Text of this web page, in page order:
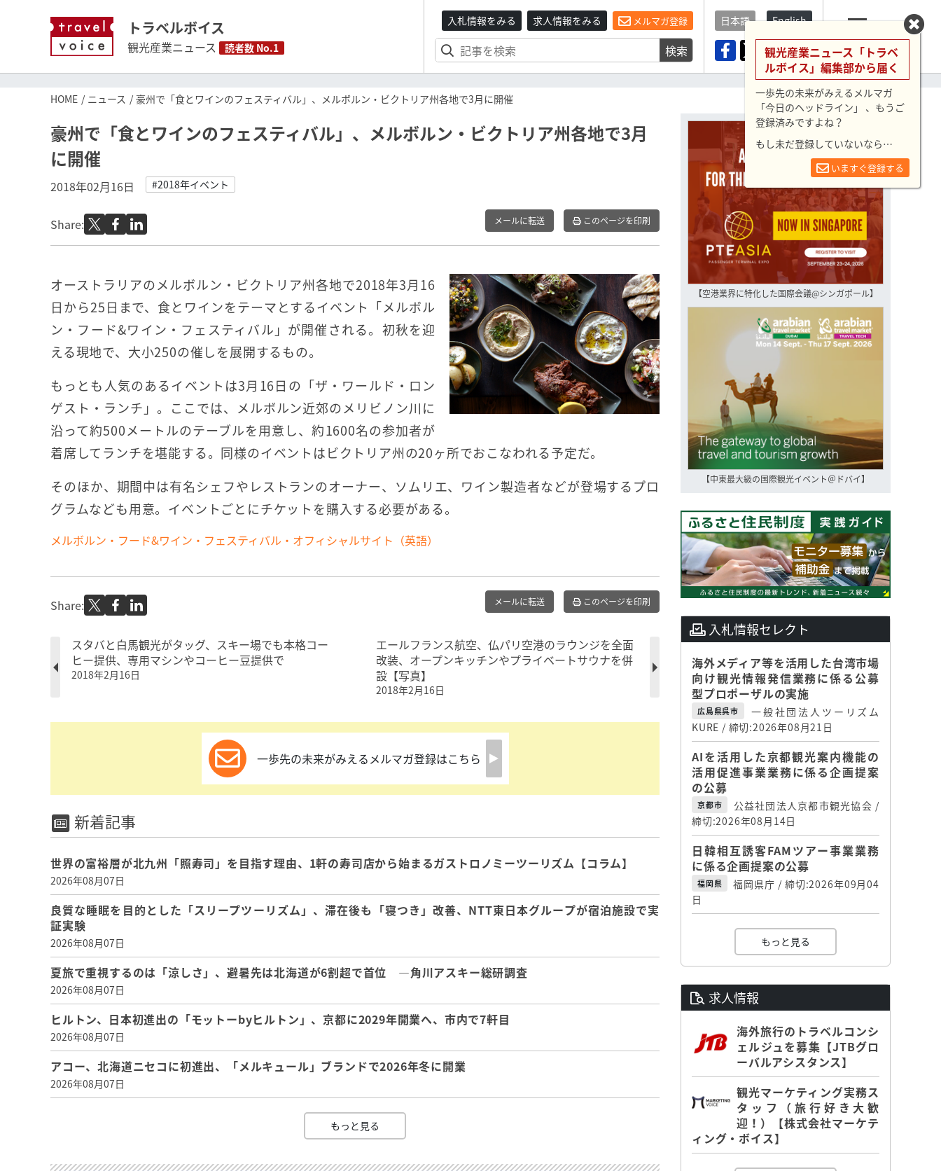
トラベルボイス
観光産業ニュース 読者数 No.1
入札情報をみる 求人情報をみる メルマガ登録
検索
日本語 English
メニュー
HOME ニュース 豪州で「食とワインのフェスティバル」、メルボルン・ビクトリア州各地で3月に開催
豪州で「食とワインのフェスティバル」、メルボルン・ビクトリア州各地で3月
に開催
2018年02月16日 #2018年イベント
Share: メールに転送 このページを印刷
オーストラリアのメルボルン・ビクトリア州各地で2018年3月16
日から25日まで、食とワインをテーマとするイベント「メルボル
ン・フード&ワイン・フェスティバル」が開催される。初秋を迎
える現地で、大小250の催しを展開するもの。
もっとも人気のあるイベントは3月16日の「ザ・ワールド・ロン
ゲスト・ランチ」。ここでは、メルボルン近郊のメリビノン川に
沿って約500メートルのテーブルを用意し、約1600名の参加者が
着席してランチを堪能する。同様のイベントはビクトリア州の20ヶ所でおこなわれる予定だ。
そのほか、期間中は有名シェフやレストランのオーナー、ソムリエ、ワイン製造者などが登場するプロ
グラムなども用意。イベントごとにチケットを購入する必要がある。
メルボルン・フード&ワイン・フェスティバル・オフィシャルサイト（英語）
Share: メールに転送 このページを印刷
スタバと白馬観光がタッグ、スキー場でも本格コー
ヒー提供、専用マシンやコーヒー豆提供で
2018年2月16日
エールフランス航空、仏パリ空港のラウンジを全面
改装、オープンキッチンやプライベートサウナを併
設【写真】
2018年2月16日
一歩先の未来がみえるメルマガ登録はこちら
新着記事
世界の富裕層が北九州「照寿司」を目指す理由、1軒の寿司店から始まるガストロノミーツーリズム【コラム】
2026年08月07日
良質な睡眠を目的とした「スリープツーリズム」、滞在後も「寝つき」改善、NTT東日本グループが宿泊施設で実
証実験
2026年08月07日
夏旅で重視するのは「涼しさ」、避暑先は北海道が6割超で首位 ―角川アスキー総研調査
2026年08月07日
ヒルトン、日本初進出の「モットーbyヒルトン」、京都に2029年開業へ、市内で7軒目
2026年08月07日
アコー、北海道ニセコに初進出、「メルキュール」ブランドで2026年冬に開業
2026年08月07日
もっと見る
【空港業界に特化した国際会議@シンガポール】
【中東最大級の国際観光イベント＠ドバイ】
入札情報セレクト
海外メディア等を活用した台湾市場
向け観光情報発信業務に係る公募
型プロポーザルの実施
広島県呉市
一般社団法人ツーリズム
KURE / 締切:2026年08月21日
AIを活用した京都観光案内機能の
活用促進事業業務に係る企画提案
の公募
京都市
公益社団法人京都市観光協会 /
締切:2026年08月14日
日韓相互誘客FAMツアー事業業務
に係る企画提案の公募
福岡県
福岡県庁 / 締切:2026年09月04
日
もっと見る
求人情報
海外旅行のトラベルコンシ
ェルジュを募集【JTBグロ
ーバルアシスタンス】
観光マーケティング実務ス
タッフ（旅行好き大歓
迎！）【株式会社マーケテ
ィング・ボイス】
観光産業ニュース「トラベ
ルボイス」編集部から届く
一歩先の未来がみえるメルマガ
「今日のヘッドライン」 、もうご
登録済みですよね？
もし未だ登録していないなら…
いますぐ登録する